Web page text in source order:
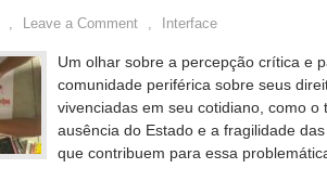
, Leave a Comment , Interface
Um olhar sobre a percepção crítica e
comunidade periférica sobre seus
vivenciadas em seu cotidiano, como
ausência do Estado e a fragilidade
que contribuem para essa